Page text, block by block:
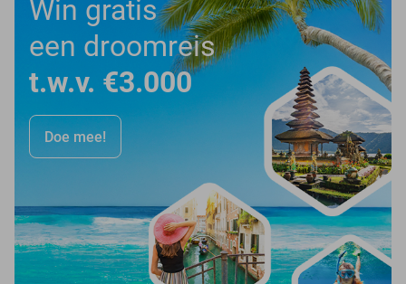
Win gratis
een droomreis
t.w.v. €3.000
Doe mee!